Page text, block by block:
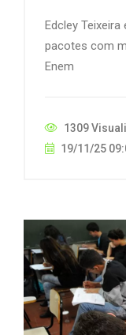
Edcley Teixeira
pacotes com
Enem
1309
19/11/25